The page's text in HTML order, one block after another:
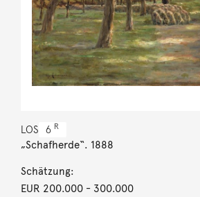
LOS 6 R
„Schafherde“. 1888
Schätzung:
EUR 200.000- 300.000